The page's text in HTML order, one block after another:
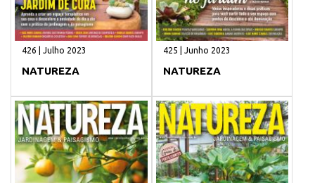
426 | Julho 2023
NATUREZA
425 | Junho 2023
NATUREZA